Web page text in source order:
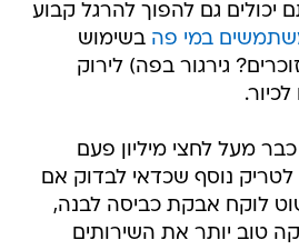
גם להפוך להרגל קבוע
במי פה בשימוש
גירגור בפה) לירוק
מעל לחצי מיליון פעם
נוסף שכדאי לבדוק אם
לוקח אבקת כביסה לבנה,
טוב יותר את השירותים